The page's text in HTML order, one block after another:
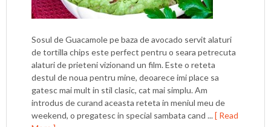
Sosul de Guacamole pe baza de avocado servit alaturi
de tortilla chips este perfect pentru o seara petrecuta
alaturi de prieteni vizionand un film. Este o reteta
destul de noua pentru mine, deoarece imi place sa
gatesc mai mult in stil clasic, cat mai simplu. Am
introdus de curand aceasta reteta in meniul meu de
weekend, o pregatesc in special sambata cand ...[ Read